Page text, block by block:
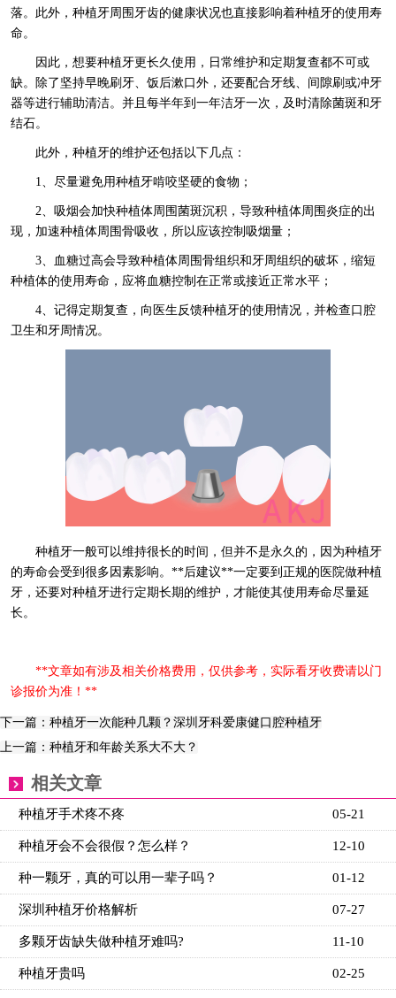
落。此外，种植牙周围牙齿的健康状况也直接影响着种植牙的使用寿
命。
因此，想要种植牙更长久使用，日常维护和定期复查都不可或
缺。除了坚持早晚刷牙、饭后漱口外，还要配合牙线、间隙刷或冲牙
器等进行辅助清洁。并且每半年到一年洁牙一次，及时清除菌斑和牙
结石。
此外，种植牙的维护还包括以下几点：
1、尽量避免用种植牙啃咬坚硬的食物；
2、吸烟会加快种植体周围菌斑沉积，导致种植体周围炎症的出
现，加速种植体周围骨吸收，所以应该控制吸烟量；
3、血糖过高会导致种植体周围骨组织和牙周组织的破坏，缩短
种植体的使用寿命，应将血糖控制在正常或接近正常水平；
4、记得定期复查，向医生反馈种植牙的使用情况，并检查口腔
卫生和牙周情况。
种植牙一般可以维持很长的时间，但并不是永久的，因为种植牙
的寿命会受到很多因素影响。**后建议**一定要到正规的医院做种植
牙，还要对种植牙进行定期长期的维护，才能使其使用寿命尽量延
长。
**文章如有涉及相关价格费用，仅供参考，实际看牙收费请以门
诊报价为准！**
下一篇：种植牙一次能种几颗？深圳牙科爱康健口腔种植牙
上一篇：种植牙和年龄关系大不大？
相关文章
05-21
种植牙手术疼不疼
12-10
种植牙会不会很假？怎么样？
01-12
种一颗牙，真的可以用一辈子吗？
07-27
深圳种植牙价格解析
11-10
多颗牙齿缺失做种植牙难吗?
02-25
种植牙贵吗